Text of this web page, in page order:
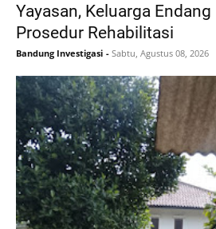
Yayasan, Keluarga
Prosedur Rehabilitasi
Bandung Investigasi - Sabtu, Agustus 08, 2026